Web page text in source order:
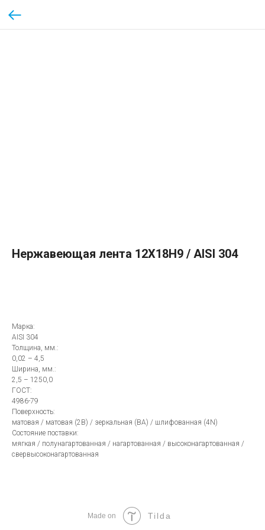
Нержавеющая лента 12Х18Н9 / AISI 304
Марка:
AISI 304
Толщина, мм.:
0,02 – 4,5
Ширина, мм.:
2,5 – 1250,0
ГОСТ:
4986-79
Поверхность:
матовая / матовая (2В) / зеркальная (ВА) / шлифованная (4N)
Состояние поставки:
мягкая / полунагартованная / нагартованная / высоконагартованная /
свервысоконагартованная
Made on Tilda